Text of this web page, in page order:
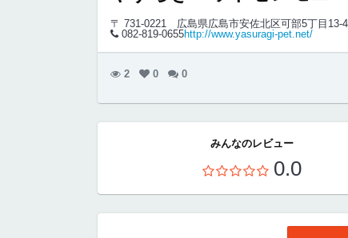
〒 731-0221
広島県広島市安佐北区可部5丁目13-4
082-819-0655http://www.yasuragi-pet.net/
2 0 0
みんなのレビュー
0.0